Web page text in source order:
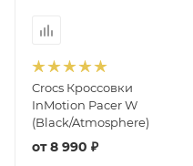
Crocs Кроссовки
InMotion Pacer W
(Black/Atmosphere)
от8 990 ₽